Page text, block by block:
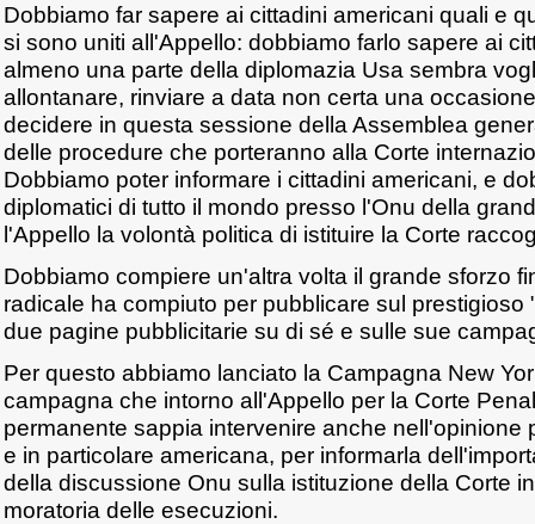
Dobbiamo far sapere ai cittadini americani quali e
si sono uniti all'Appello: dobbiamo farlo sapere ai
almeno una parte della diplomazia Usa sembra
allontanare, rinviare a data non certa una
decidere in questa sessione della Assemblea
delle procedure che porteranno alla Corte
Dobbiamo poter informare i cittadini americani, e
diplomatici di tutto il mondo presso l'Onu della
l'Appello la volontà politica di istituire la Corte
Dobbiamo compiere un'altra volta il grande sforzo
radicale ha compiuto per pubblicare sul prestigioso
due pagine pubblicitarie su di sé e sulle sue
Per questo abbiamo lanciato la Campagna New
campagna che intorno all'Appello per la Corte
permanente sappia intervenire anche nell'opinione
e in particolare americana, per informarla
della discussione Onu sulla istituzione della Corte
moratoria delle esecuzioni.